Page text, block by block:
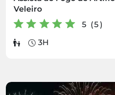
Veleiro
5 (5)
3H